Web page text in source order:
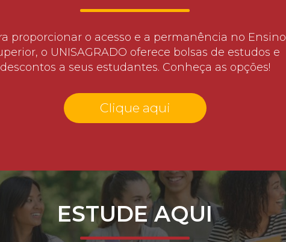
proporcionar o acesso e a permanência no Ensino
o UNISAGRADO oferece bolsas de estudos e
descontos a seus estudantes. Conheça as opções!
Clique aqui
ESTUDE AQUI